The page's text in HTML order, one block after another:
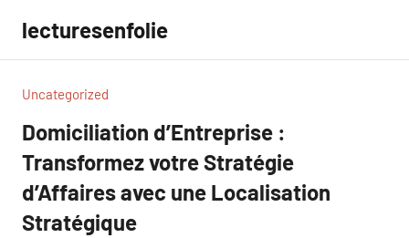
contenu
lecturesenfolie
Uncategorized
Domiciliation d’Entreprise :
Transformez votre Stratégie
d’Affaires avec une Localisation
Stratégique